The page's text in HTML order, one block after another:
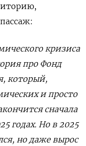
кризиса
про Фонд
который,
и просто
сначала
годах. Но в 2025
но даже вырос